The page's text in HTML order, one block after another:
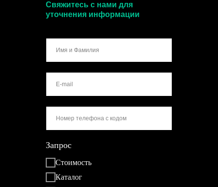
Запрос
Стоимость
Каталог
Свяжитесь с нами для
уточнения информации